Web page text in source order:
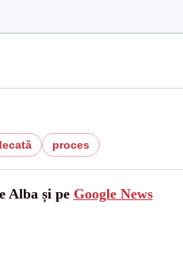
proces
Alba și pe Google News